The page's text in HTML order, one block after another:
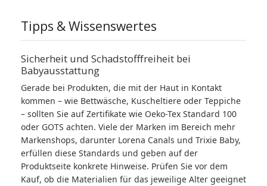
Tipps & Wissenswertes
Sicherheit und Schadstofffreiheit bei
Babyausstattung
Gerade bei Produkten, die mit der Haut in Kontakt
kommen – wie Bettwäsche, Kuscheltiere oder Teppiche
– sollten Sie auf Zertifikate wie Oeko-Tex Standard 100
oder GOTS achten. Viele der Marken im Bereich mehr
Markenshops, darunter Lorena Canals und Trixie Baby,
erfüllen diese Standards und geben auf der
Produktseite konkrete Hinweise. Prüfen Sie vor dem
Kauf, ob die Materialien für das jeweilige Alter geeignet